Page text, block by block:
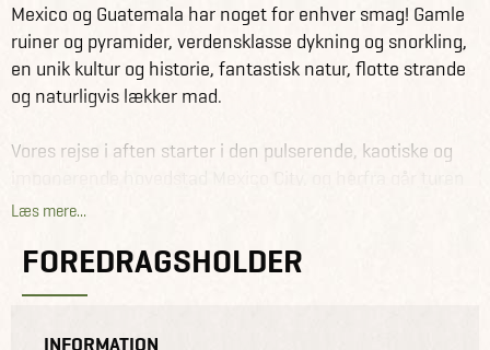
Mexico og Guatemala har noget for enhver smag! Gamle
ruiner og pyramider, verdensklasse dykning og snorkling,
en unik kultur og historie, fantastisk natur, flotte strande
og naturligvis lækker mad.
Vores rejse i aften starter i den pulserende, kaotiske og
til byen Oaxaca, der er kendt for sine autentiske
Puerto Escondido, og endnu en længere køretur via
Læs mere...
FOREDRAGSHOLDER
INFORMATION